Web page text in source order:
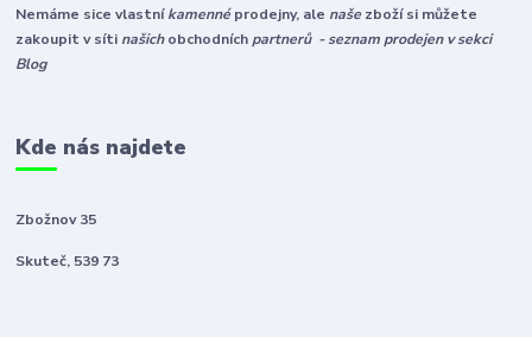
Nemáme sice vlastníkamennéprodejny, ale naše zboží si můžete
zakoupit v síti našichobchodníchpartnerů - seznam prodejen v sekci
Blog
Kde nás najdete
Zbožnov 35
Skuteč, 539 73